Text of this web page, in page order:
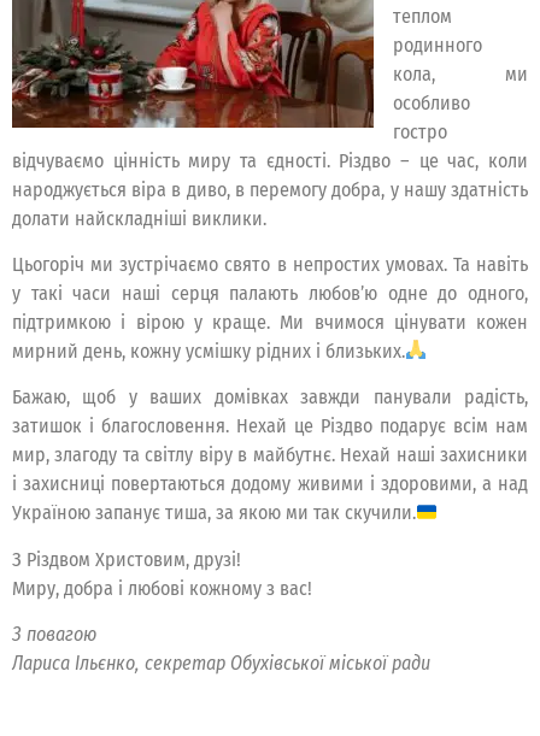
теплом
родинного
кола, ми
особливо
гостро
відчуваємо цінність миру та єдності. Різдво – це час, коли
народжується віра в диво, в перемогу добра, у нашу здатність
долати найскладніші виклики.
Цьогоріч ми зустрічаємо свято в непростих умовах. Та навіть
у такі часи наші серця палають любов’ю одне до одного,
підтримкою і вірою у краще. Ми вчимося цінувати кожен
мирний день, кожну усмішку рідних і близьких.
Бажаю, щоб у ваших домівках завжди панували радість,
затишок і благословення. Нехай це Різдво подарує всім нам
мир, злагоду та світлу віру в майбутнє. Нехай наші захисники
і захисниці повертаються додому живими і здоровими, а над
Україною запанує тиша, за якою ми так скучили.
З Різдвом Христовим, друзі!
Миру, добра і любові кожному з вас!
З повагою
Лариса Ільєнко, секретар Обухівської міської ради